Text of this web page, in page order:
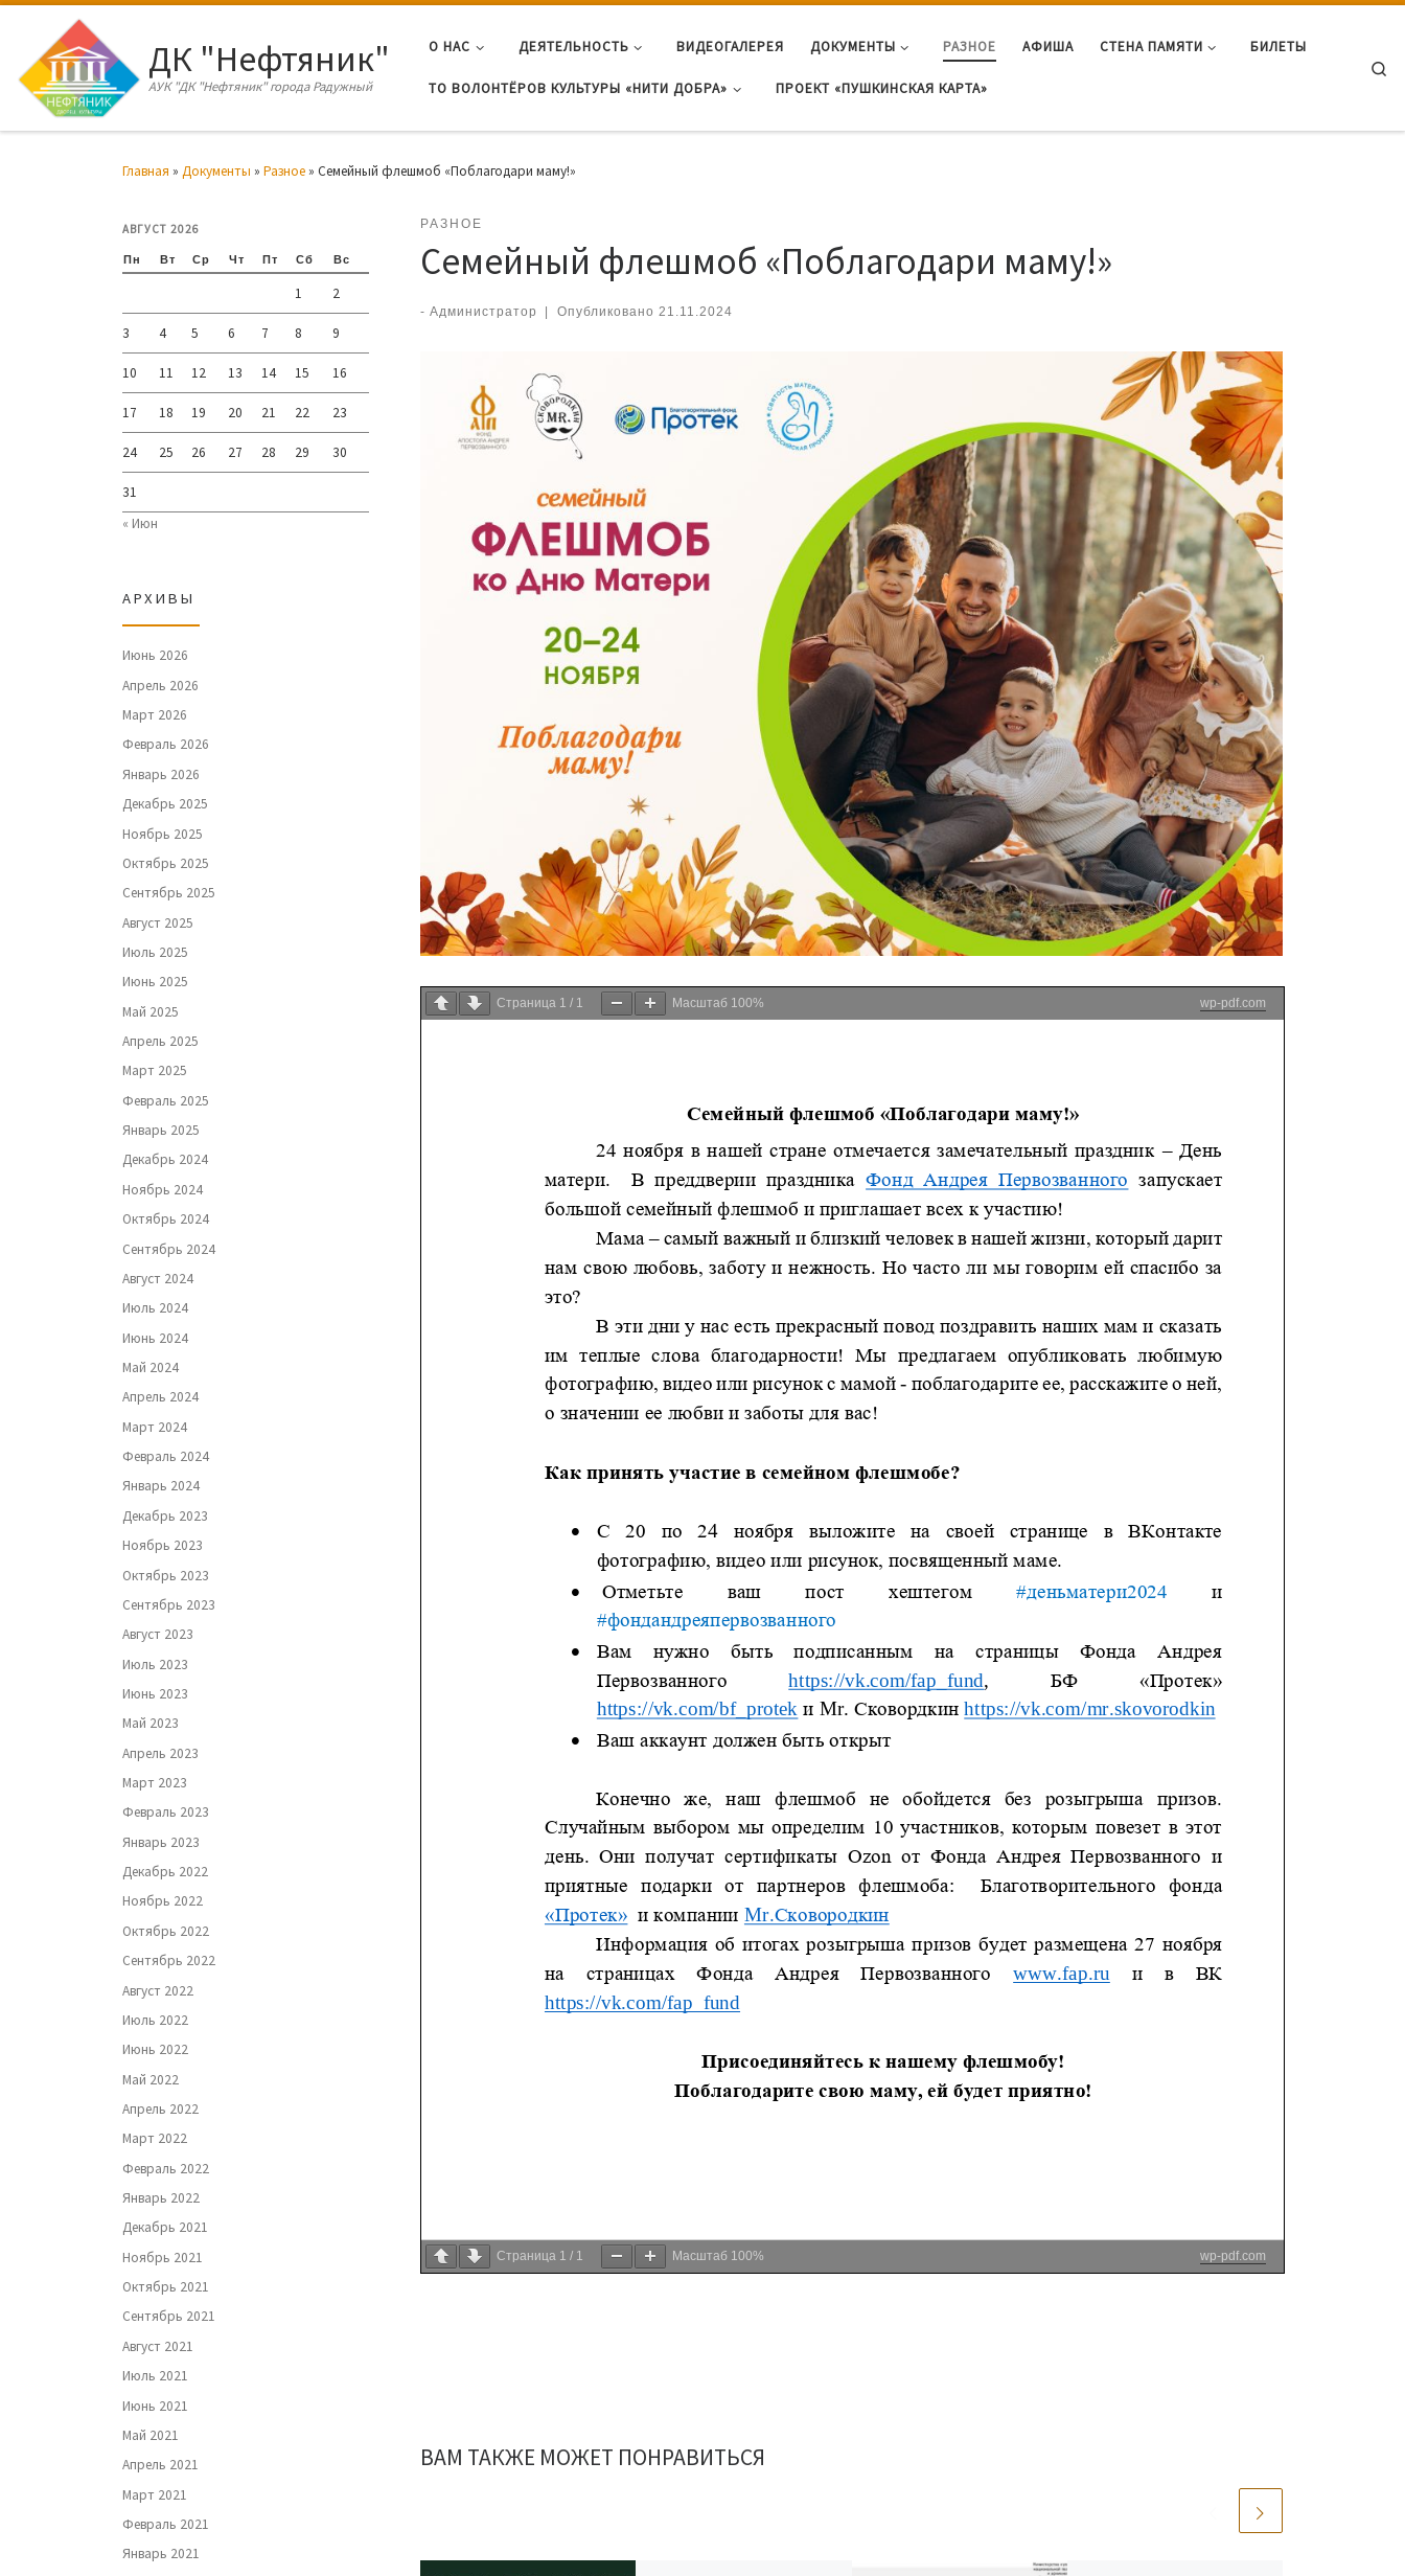
Перейти к содержимому
ДК "Нефтяник"
АУК "ДК "Нефтяник" города Радужный
О НАС ДЕЯТЕЛЬНОСТЬ ВИДЕОГАЛЕРЕЯ ДОКУМЕНТЫ РАЗНОЕ АФИША СТЕНА ПАМЯТИ БИЛЕТЫ
ТО ВОЛОНТЁРОВ КУЛЬТУРЫ «НИТИ ДОБРА» ПРОЕКТ «ПУШКИНСКАЯ КАРТА»
Главная » Документы » Разное » Семейный флешмоб «Поблагодари маму!»
РАЗНОЕ
Семейный флешмоб «Поблагодари маму!»
- Администратор Опубликовано 21.11.2024
Страница 1 / 1 Масштаб 100% wp-pdf.com
Страница 1 / 1 Масштаб 100% wp-pdf.com
ВАМ ТАКЖЕ МОЖЕТ ПОНРАВИТЬСЯ
АВГУСТ 2026
Пн Вт Ср Чт Пт Сб Вс
1 2
3 4 5 6 7 8 9
10 11 12 13 14 15 16
17 18 19 20 21 22 23
24 25 26 27 28 29 30
31
« Июн
АРХИВЫ
Июнь 2026
Апрель 2026
Март 2026
Февраль 2026
Январь 2026
Декабрь 2025
Ноябрь 2025
Октябрь 2025
Сентябрь 2025
Август 2025
Июль 2025
Июнь 2025
Май 2025
Апрель 2025
Март 2025
Февраль 2025
Январь 2025
Декабрь 2024
Ноябрь 2024
Октябрь 2024
Сентябрь 2024
Август 2024
Июль 2024
Июнь 2024
Май 2024
Апрель 2024
Март 2024
Февраль 2024
Январь 2024
Декабрь 2023
Ноябрь 2023
Октябрь 2023
Сентябрь 2023
Август 2023
Июль 2023
Июнь 2023
Май 2023
Апрель 2023
Март 2023
Февраль 2023
Январь 2023
Декабрь 2022
Ноябрь 2022
Октябрь 2022
Сентябрь 2022
Август 2022
Июль 2022
Июнь 2022
Май 2022
Апрель 2022
Март 2022
Февраль 2022
Январь 2022
Декабрь 2021
Ноябрь 2021
Октябрь 2021
Сентябрь 2021
Август 2021
Июль 2021
Июнь 2021
Май 2021
Апрель 2021
Март 2021
Февраль 2021
Январь 2021